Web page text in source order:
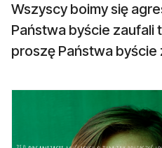
Wszyscy boimy się
Państwa byście zaufali
proszę Państwa byście